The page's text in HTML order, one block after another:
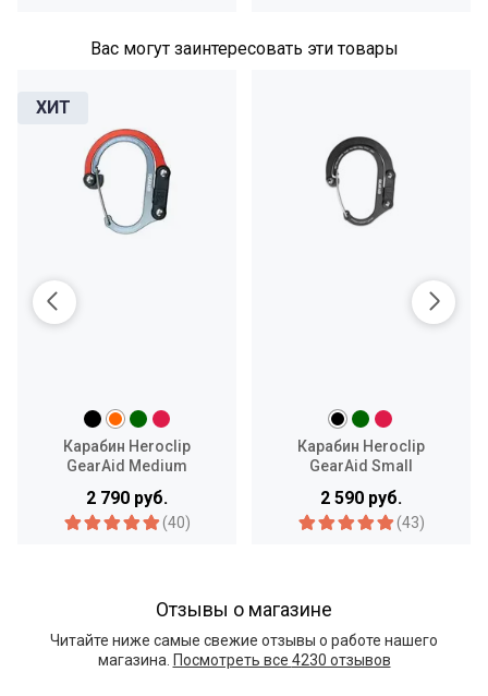
Вас могут заинтересовать эти товары
Карабин Heroclip
GearAid Medium
2 790 руб.
(40)
Карабин Heroclip
GearAid Small
2 590 руб.
(43)
Отзывы о магазине
Читайте ниже самые свежие отзывы о работе нашего
магазина. Посмотреть все 4230 отзывов